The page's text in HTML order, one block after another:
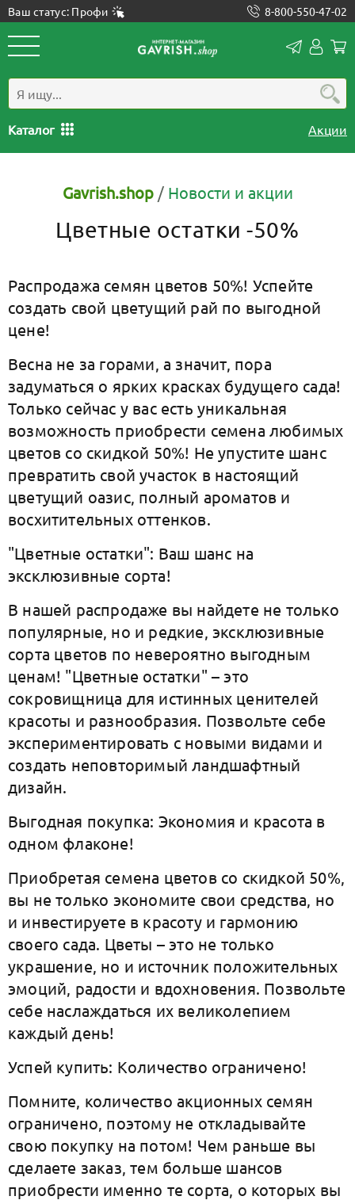
Ваш статус: Профи 8-800-550-47-02
Каталог Акции
Gavrish.shop/ Новости и акции
Цветные остатки -50%
Распродажа семян цветов 50%! Успейте
создать свой цветущий рай по выгодной
цене!
Весна не за горами, а значит, пора
задуматься о ярких красках будущего сада!
Только сейчас у вас есть уникальная
возможность приобрести семена любимых
цветов со скидкой 50%! Не упустите шанс
превратить свой участок в настоящий
цветущий оазис, полный ароматов и
восхитительных оттенков.
"Цветные остатки": Ваш шанс на
эксклюзивные сорта!
В нашей распродаже вы найдете не только
популярные, но и редкие, эксклюзивные
сорта цветов по невероятно выгодным
ценам! "Цветные остатки" – это
сокровищница для истинных ценителей
красоты и разнообразия. Позвольте себе
экспериментировать с новыми видами и
создать неповторимый ландшафтный
дизайн.
Выгодная покупка: Экономия и красота в
одном флаконе!
Приобретая семена цветов со скидкой 50%,
вы не только экономите свои средства, но
и инвестируете в красоту и гармонию
своего сада. Цветы – это не только
украшение, но и источник положительных
эмоций, радости и вдохновения. Позвольте
себе наслаждаться их великолепием
каждый день!
Успей купить: Количество ограничено!
Помните, количество акционных семян
ограничено, поэтому не откладывайте
свою покупку на потом! Чем раньше вы
сделаете заказ, тем больше шансов
приобрести именно те сорта, о которых вы